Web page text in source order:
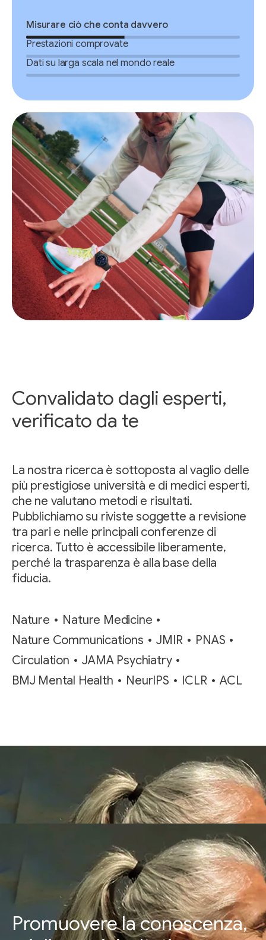
Misurare ciò che conta davvero
Prestazioni comprovate
Dati su larga scala nel mondo reale
Convalidato dagli esperti,
verificato da te
La nostra ricerca è sottoposta al vaglio delle
più prestigiose università e di medici esperti,
che ne valutano metodi e risultati.
Pubblichiamo su riviste soggette a revisione
tra pari e nelle principali conferenze di
ricerca. Tutto è accessibile liberamente,
perché la trasparenza è alla base della
fiducia.
Nature
Nature Medicine
Nature Communications
JMIR
PNAS
Circulation
JAMA Psychiatry
BMJ Mental Health
NeurIPS ICLR ACL
Promuovere la conoscenza,